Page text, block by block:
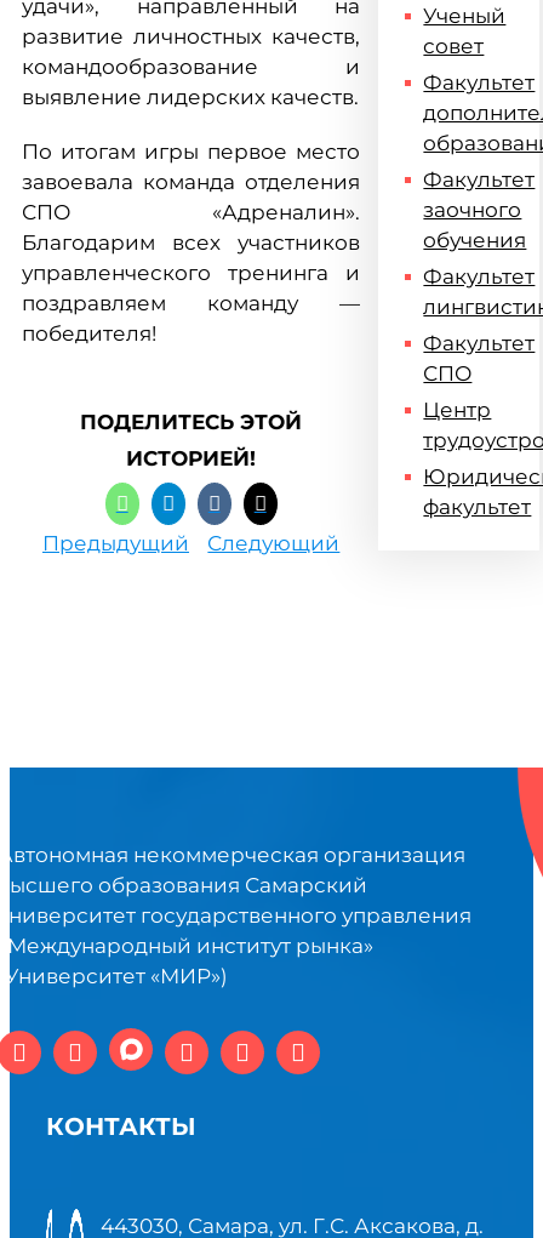
удачи», направленный на
развитие личностных качеств,
командообразование и
выявление лидерских качеств.
По итогам игры первое место
завоевала команда отделения
СПО «Адреналин».
Благодарим всех участников
управленческого тренинга и
поздравляем команду —
победителя!
ПОДЕЛИТЕСЬ ЭТОЙ
ИСТОРИЕЙ!
Предыдущий Следующий
Ученый
совет
Факультет
Факультет
заочного
обучения
Факультет
Факультет
СПО
Центр
факультет
некоммерческая организация
образования Самарский
государственного управления
институт рынка»
«МИР»)
КОНТАКТЫ
443030, Самара, ул. Г.С. Аксакова, д.